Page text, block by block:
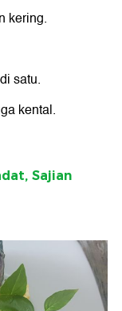
kering.
satu.
kental.
Sajian